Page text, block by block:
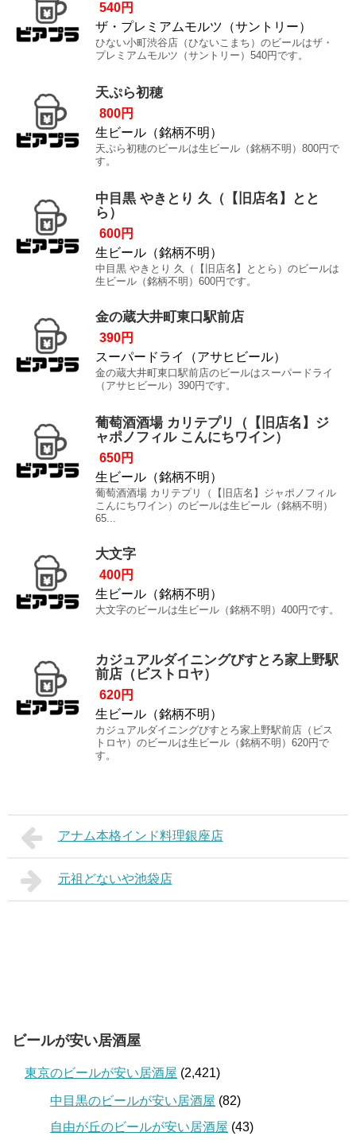
540円
ザ・プレミアムモルツ（サントリー）
ひない小町渋谷店（ひないこまち）のビールはザ・
プレミアムモルツ（サントリー）540円です。
天ぷら初穂
800円
生ビール（銘柄不明）
天ぷら初穂のビールは生ビール（銘柄不明）800円で
す。
中目黒 やきとり 久（【旧店名】とと
ら）
600円
生ビール（銘柄不明）
中目黒 やきとり 久（【旧店名】ととら）のビールは
生ビール（銘柄不明）600円です。
金の蔵大井町東口駅前店
390円
スーパードライ（アサヒビール）
金の蔵大井町東口駅前店のビールはスーパードライ
（アサヒビール）390円です。
葡萄酒酒場 カリテプリ（【旧店名】ジ
ャポノフィル こんにちワイン）
650円
生ビール（銘柄不明）
葡萄酒酒場 カリテプリ（【旧店名】ジャポノフィル
こんにちワイン）のビールは生ビール（銘柄不明）
65...
大文字
400円
生ビール（銘柄不明）
大文字のビールは生ビール（銘柄不明）400円です。
カジュアルダイニングびすとろ家上野駅
前店（ビストロヤ）
620円
生ビール（銘柄不明）
カジュアルダイニングびすとろ家上野駅前店（ビス
トロヤ）のビールは生ビール（銘柄不明）620円で
す。
アナム本格インド料理銀座店
元祖どないや池袋店
ビールが安い居酒屋
東京のビールが安い居酒屋 (2,421)
中目黒のビールが安い居酒屋 (82)
自由が丘のビールが安い居酒屋 (43)